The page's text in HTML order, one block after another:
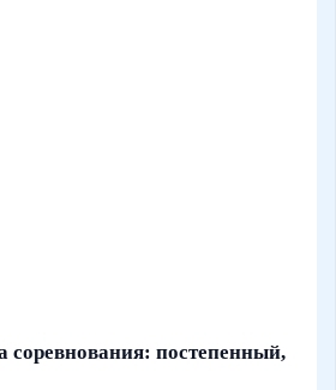
соревнования: постепенный,